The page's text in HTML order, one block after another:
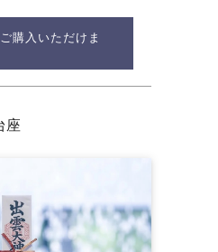
購入いただけま
座